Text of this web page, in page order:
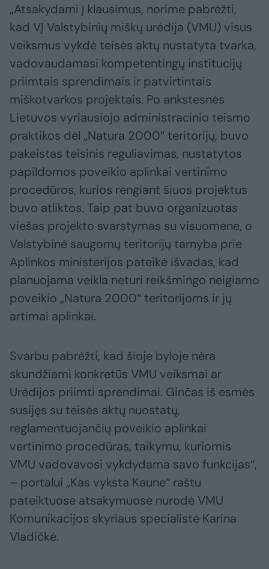
„Atsakydami į klausimus, norime pabrėžti,
kad VĮ Valstybinių miškų urėdija (VMU) visus
veiksmus vykdė teisės aktų nustatyta tvarka,
vadovaudamasi kompetentingų institucijų
priimtais sprendimais ir patvirtintais
miškotvarkos projektais. Po ankstesnės
Lietuvos vyriausiojo administracinio teismo
praktikos dėl „Natura 2000“ teritorijų, buvo
pakeistas teisinis reguliavimas, nustatytos
papildomos poveikio aplinkai vertinimo
procedūros, kurios rengiant šiuos projektus
buvo atliktos. Taip pat buvo organizuotas
viešas projekto svarstymas su visuomene, o
Valstybinė saugomų teritorijų tarnyba prie
Aplinkos ministerijos pateikė išvadas, kad
planuojama veikla neturi reikšmingo neigiamo
poveikio „Natura 2000“ teritorijoms ir jų
artimai aplinkai.
Svarbu pabrėžti, kad šioje byloje nėra
skundžiami konkretūs VMU veiksmai ar
Urėdijos priimti sprendimai. Ginčas iš esmės
susijęs su teisės aktų nuostatų,
reglamentuojančių poveikio aplinkai
vertinimo procedūras, taikymu, kuriomis
VMU vadovavosi vykdydama savo funkcijas“,
– portalui „Kas vyksta Kaune“ raštu
pateiktuose atsakymuose nurodė VMU
Komunikacijos skyriaus specialistė Karina
Vladičkė.